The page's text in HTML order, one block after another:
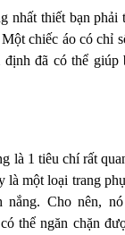
nhất thiết bạn phải
chiếc áo có chỉ
đã có thể giúp
là 1 tiêu chí rất
là một loại trang
nắng. Cho nên,
thể ngăn chặn